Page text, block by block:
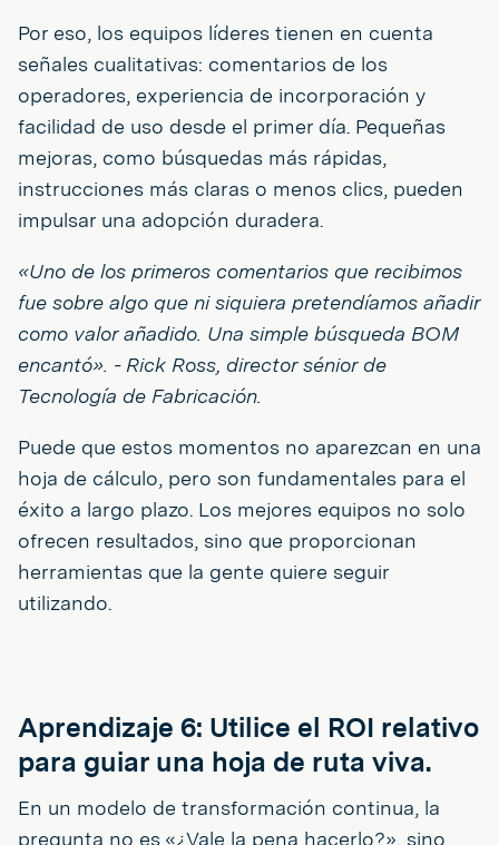
Por eso, los equipos líderes tienen en cuenta
señales cualitativas: comentarios de los
operadores, experiencia de incorporación y
facilidad de uso desde el primer día. Pequeñas
mejoras, como búsquedas más rápidas,
instrucciones más claras o menos clics, pueden
impulsar una adopción duradera.
«Uno de los primeros comentarios que recibimos
fue sobre algo que ni siquiera pretendíamos añadir
como valor añadido. Una simple búsqueda BOM
encantó». - Rick Ross, director sénior de
Tecnología de Fabricación.
Puede que estos momentos no aparezcan en una
hoja de cálculo, pero son fundamentales para el
éxito a largo plazo. Los mejores equipos no solo
ofrecen resultados, sino que proporcionan
herramientas que la gente quiere seguir
utilizando.
Aprendizaje 6: Utilice el ROI relativo
para guiar una hoja de ruta viva.
En un modelo de transformación continua, la
pregunta no es «¿Vale la pena hacerlo?», sino